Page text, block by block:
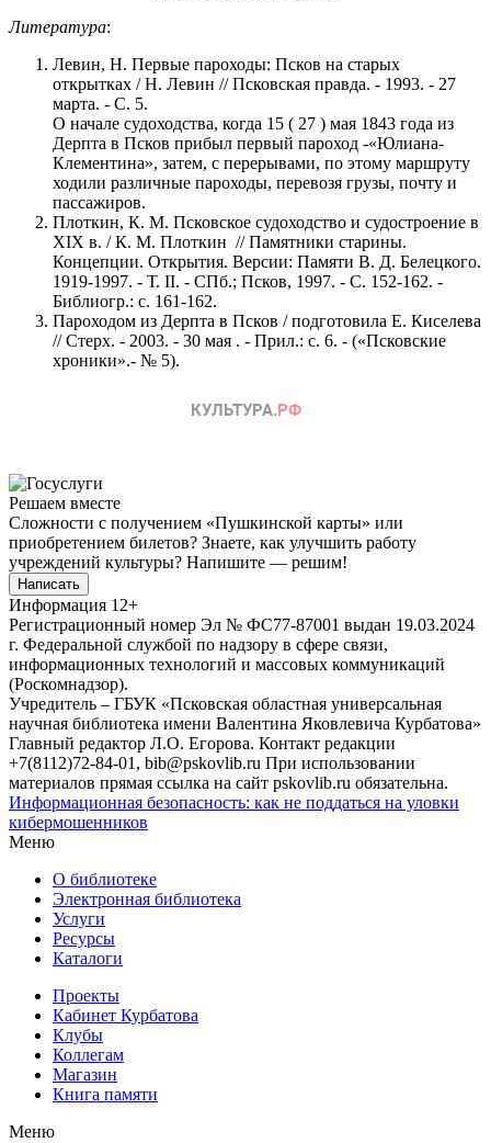
Литература:
Левин, Н. Первые пароходы: Псков на старых
открытках / Н. Левин // Псковская правда. - 1993. - 27
марта. - С. 5.
О начале судоходства, когда 15 ( 27 ) мая 1843 года из
Дерпта в Псков прибыл первый пароход -«Юлиана-
Клементина», затем, с перерывами, по этому маршруту
ходили различные пароходы, перевозя грузы, почту и
пассажиров.
Плоткин, К. М. Псковское судоходство и судостроение в
XIX в. / К. М. Плоткин // Памятники старины.
Концепции. Открытия. Версии: Памяти В. Д. Белецкого.
1919-1997. - Т. II. - СПб.; Псков, 1997. - С. 152-162. -
Библиогр.: с. 161-162.
Пароходом из Дерпта в Псков / подготовила Е. Киселева
// Стерх. - 2003. - 30 мая . - Прил.: с. 6. - («Псковские
хроники».- № 5).
Решаем вместе
Сложности с получением «Пушкинской карты» или
приобретением билетов? Знаете, как улучшить работу
учреждений культуры? Напишите — решим!
Написать
Информация 12+
Регистрационный номер Эл № ФС77-87001 выдан 19.03.2024
г. Федеральной службой по надзору в сфере связи,
информационных технологий и массовых коммуникаций
(Роскомнадзор).
Учредитель – ГБУК «Псковская областная универсальная
научная библиотека имени Валентина Яковлевича Курбатова»
Главный редактор Л.О. Егорова. Контакт редакции
+7(8112)72-84-01, bib@pskovlib.ru При использовании
материалов прямая ссылка на сайт pskovlib.ru обязательна.
Информационная безопасность: как не поддаться на уловки
кибермошенников
Меню
О библиотеке
Электронная библиотека
Услуги
Ресурсы
Каталоги
Проекты
Кабинет Курбатова
Клубы
Коллегам
Магазин
Книга памяти
Меню